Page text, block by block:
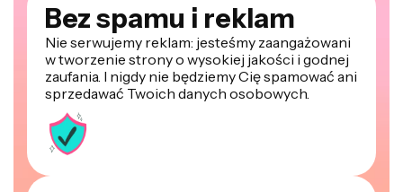
Bez spamu i reklam
Nie serwujemy reklam: jesteśmy zaangażowani
w tworzenie strony o wysokiej jakości i godnej
zaufania. I nigdy nie będziemy Cię spamować ani
sprzedawać Twoich danych osobowych.